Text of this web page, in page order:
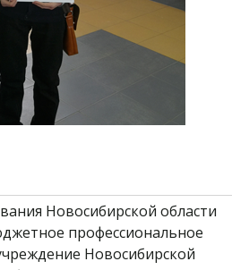
Новосибирской области
профессиональное
Новосибирской